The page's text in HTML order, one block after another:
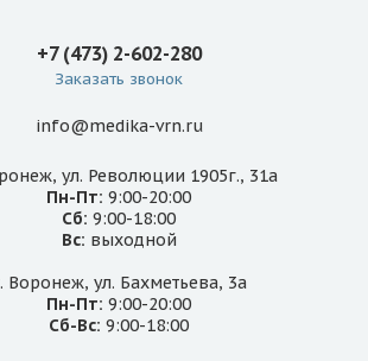
+7 (473) 2-602-280
Заказать звонок
info@medika-vrn.ru
ул. Революции 1905г., 31а
Пн-Пт: 9:00-20:00
Сб: 9:00-18:00
Вс: выходной
Воронеж, ул. Бахметьева, 3а
Пн-Пт: 9:00-20:00
Сб-Вс: 9:00-18:00